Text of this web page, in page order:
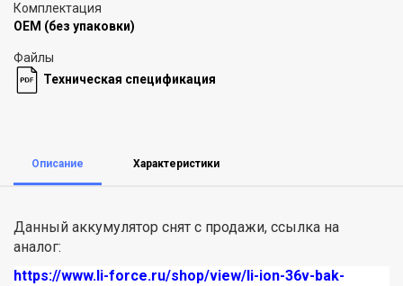
Комплектация
OEM (без упаковки)
Файлы
Техническая спецификация
Описание Характеристики
Данный аккумулятор снят с продажи, ссылка на
аналог:
https://www.li-force.ru/shop/view/li-ion-36v-bak-